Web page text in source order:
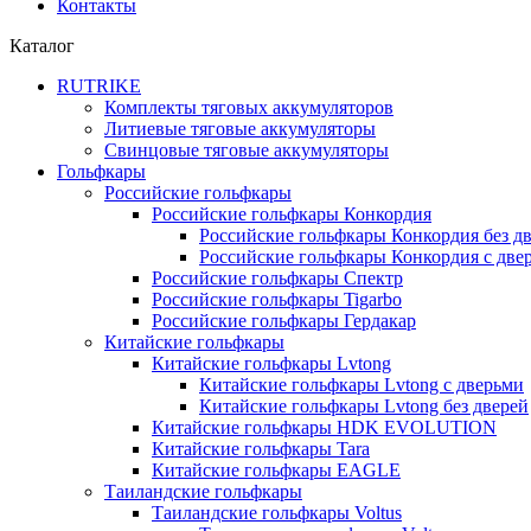
Контакты
Каталог
RUTRIKE
Комплекты тяговых аккумуляторов
Литиевые тяговые аккумуляторы
Свинцовые тяговые аккумуляторы
Гольфкары
Российские гольфкары
Российские гольфкары Конкордия
Российские гольфкары Конкордия без
Российские гольфкары Конкордия с
Российские гольфкары Спектр
Российские гольфкары Tigarbo
Российские гольфкары Гердакар
Китайские гольфкары
Китайские гольфкары Lvtong
Китайские гольфкары Lvtong с дверьми
Китайские гольфкары Lvtong без дверей
Китайские гольфкары HDK EVOLUTION
Китайские гольфкары Tara
Китайские гольфкары EAGLE
Таиландские гольфкары
Таиландские гольфкары Voltus